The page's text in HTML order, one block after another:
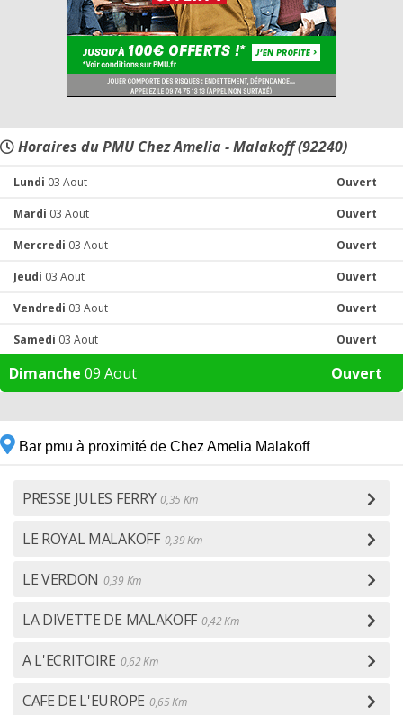
Horaires du PMU Chez Amelia - Malakoff (92240)
Lundi 03 Aout Ouvert
Mardi 03 Aout Ouvert
Mercredi 03 Aout Ouvert
Jeudi 03 Aout Ouvert
Vendredi 03 Aout Ouvert
Samedi 03 Aout Ouvert
Dimanche 09 Aout Ouvert
Bar pmu à proximité de Chez Amelia Malakoff
PRESSE JULES FERRY 0,35 Km
LE ROYAL MALAKOFF 0,39 Km
LE VERDON 0,39 Km
LA DIVETTE DE MALAKOFF 0,42 Km
A L'ECRITOIRE 0,62 Km
CAFE DE L'EUROPE 0,65 Km